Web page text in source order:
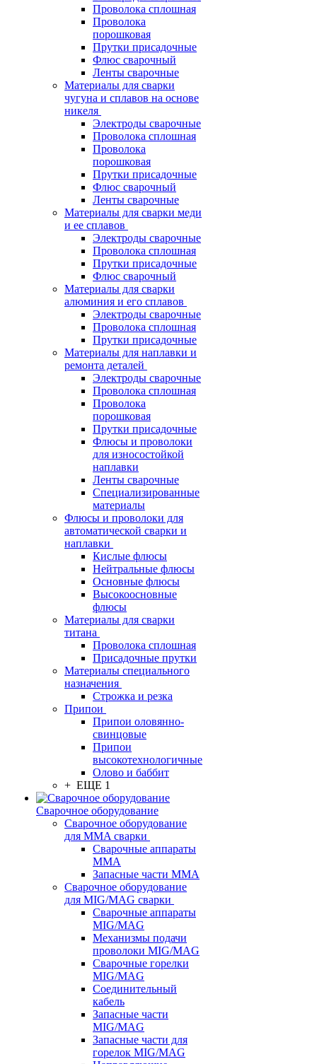
Проволока сплошная
Проволока
порошковая
Прутки присадочные
Флюс сварочный
Ленты сварочные
Материалы для сварки
чугуна и сплавов на основе
никеля
Электроды сварочные
Проволока сплошная
Проволока
порошковая
Прутки присадочные
Флюс сварочный
Ленты сварочные
Материалы для сварки меди
и ее сплавов
Электроды сварочные
Проволока сплошная
Прутки присадочные
Флюс сварочный
Материалы для сварки
алюминия и его сплавов
Электроды сварочные
Проволока сплошная
Прутки присадочные
Материалы для наплавки и
ремонта деталей
Электроды сварочные
Проволока сплошная
Проволока
порошковая
Прутки присадочные
Флюсы и проволоки
для износостойкой
наплавки
Ленты сварочные
Специализированные
материалы
Флюсы и проволоки для
автоматической сварки и
наплавки
Кислые флюсы
Нейтральные флюсы
Основные флюсы
Высокоосновные
флюсы
Материалы для сварки
титана
Проволока сплошная
Присадочные прутки
Материалы специального
назначения
Строжка и резка
Припои
Припои оловянно-
свинцовые
Припои
высокотехнологичные
Олово и баббит
+ ЕЩЕ 1
Сварочное оборудование
Сварочное оборудование
для MMA сварки
Сварочные аппараты
MMA
Запасные части MMA
Сварочное оборудование
для MIG/MAG сварки
Сварочные аппараты
MIG/MAG
Механизмы подачи
проволоки MIG/MAG
Сварочные горелки
MIG/MAG
Соединительный
кабель
Запасные части
MIG/MAG
Запасные части для
горелок MIG/MAG